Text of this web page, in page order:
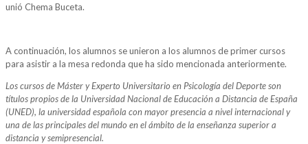
unió Chema Buceta.
A continuación, los alumnos se unieron a los alumnos de primer cursos
para asistir a la mesa redonda que ha sido mencionada anteriormente.
Los cursos de Máster y Experto Universitario en Psicología del Deporte son
títulos propios de la Universidad Nacional de Educación a Distancia de España
(UNED), la universidad española con mayor presencia a nivel internacional y
una de las principales del mundo en el ámbito de la enseñanza superior a
distancia y semipresencial.